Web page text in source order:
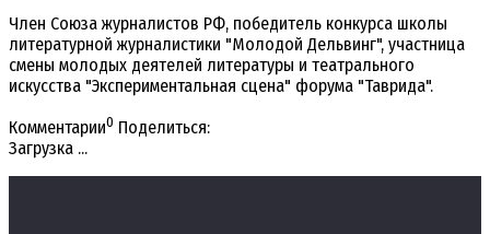
Член Союза журналистов РФ, победитель конкурса школы
литературной журналистики "Молодой Дельвинг", участница
смены молодых деятелей литературы и театрального
искусства "Экспериментальная сцена" форума "Таврида".
Комментарии0 Поделиться:
Загрузка ...